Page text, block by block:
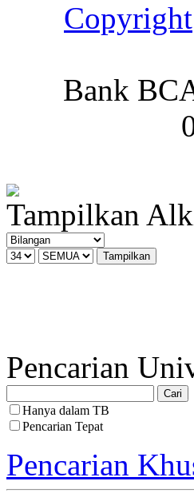
Copyright
Bank
Tampilkan
Pencarian
Hanya dalam TB
Pencarian Tepat
Pencarian